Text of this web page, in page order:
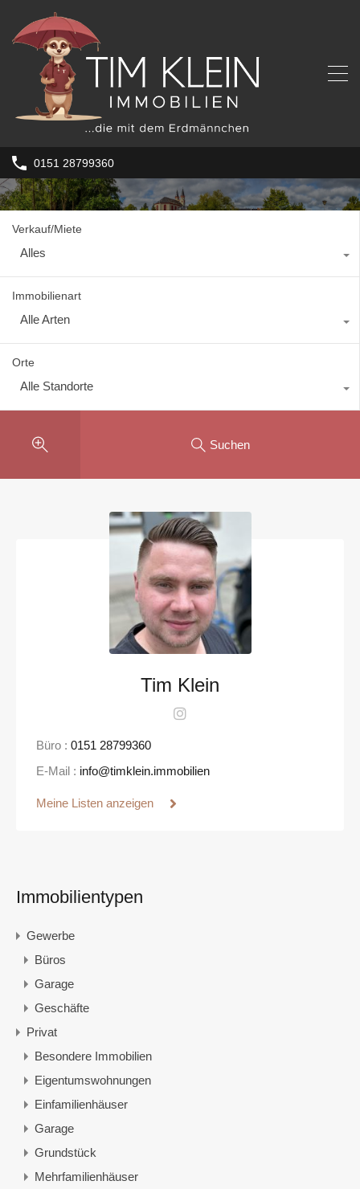
0151 28799360
Verkauf/Miete
Alles
Immobilienart
Alle Arten
Orte
Alle Standorte
Suchen
Tim Klein
Büro : 0151 28799360
E-Mail : info@timklein.immobilien
Meine Listen anzeigen
Immobilientypen
Gewerbe
Büros
Garage
Geschäfte
Privat
Besondere Immobilien
Eigentumswohnungen
Einfamilienhäuser
Garage
Grundstück
Mehrfamilienhäuser